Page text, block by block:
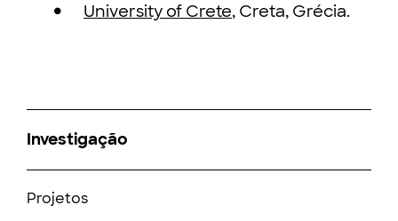
University of Crete, Creta, Grécia.
Investigação
Projetos